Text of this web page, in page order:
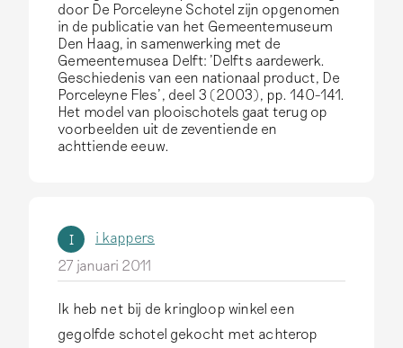
door De Porceleyne Schotel zijn opgenomen
in de publicatie van het Gemeentemuseum
Den Haag, in samenwerking met de
Gemeentemusea Delft: 'Delfts aardewerk.
Geschiedenis van een nationaal product, De
Porceleyne Fles’, deel 3 (2003), pp. 140-141.
Het model van plooischotels gaat terug op
voorbeelden uit de zeventiende en
achttiende eeuw.
I
i kappers
27 januari 2011
Ik heb net bij de kringloop winkel een
gegolfde schotel gekocht met achterop